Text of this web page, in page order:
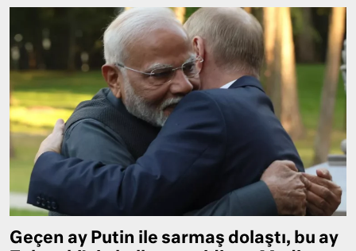
Geçen ay Putin ile sarmaş dolaştı, bu ay